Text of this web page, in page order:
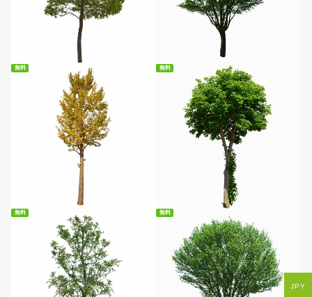
無料ダウンロード 無料ダウンロード
無料
無料ダウンロード
無料
無料ダウンロード
無料 無料
JPY